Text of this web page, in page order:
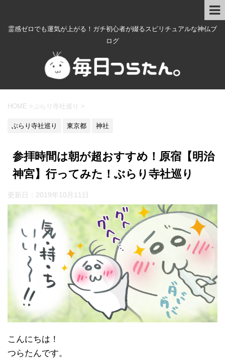
霊感ゼロでも運気が上がる！ガチ初心者が綴るスピリチュアルな神仏ブ
ログ
HOME > ぶらり寺社巡り >
ぶらり寺社巡り 東京都 神社
参拝時間は朝が超おすすめ！原宿【明治
神宮】行ってみた！ぶらり寺社巡り
更新日： 2019年10月11日
こんにちは！
つらたんです。